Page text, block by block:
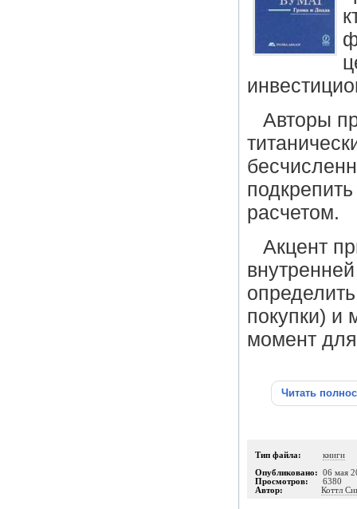
Авторы
расчетом.
Акцент
покупки) и
момент
Читать
Тип файла: книги
Опубликовано: 06 мая
Просмотров: 6380
Автор: Коттл